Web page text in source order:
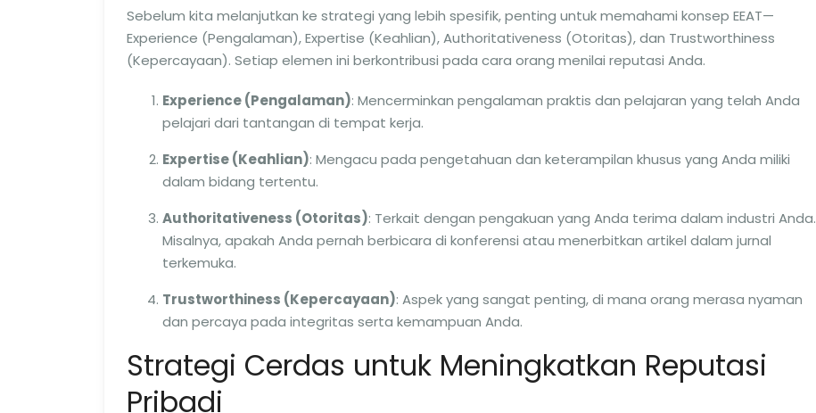
Sebelum kita melanjutkan ke strategi yang lebih spesifik, penting untuk memahami konsep EEAT—
Experience (Pengalaman), Expertise (Keahlian), Authoritativeness (Otoritas), dan Trustworthiness
(Kepercayaan). Setiap elemen ini berkontribusi pada cara orang menilai reputasi Anda.
Experience (Pengalaman): Mencerminkan pengalaman praktis dan pelajaran yang telah Anda
pelajari dari tantangan di tempat kerja.
Expertise (Keahlian): Mengacu pada pengetahuan dan keterampilan khusus yang Anda miliki
dalam bidang tertentu.
Authoritativeness (Otoritas): Terkait dengan pengakuan yang Anda terima dalam industri Anda.
Misalnya, apakah Anda pernah berbicara di konferensi atau menerbitkan artikel dalam jurnal
terkemuka.
Trustworthiness (Kepercayaan): Aspek yang sangat penting, di mana orang merasa nyaman
dan percaya pada integritas serta kemampuan Anda.
Strategi Cerdas untuk Meningkatkan Reputasi
Pribadi